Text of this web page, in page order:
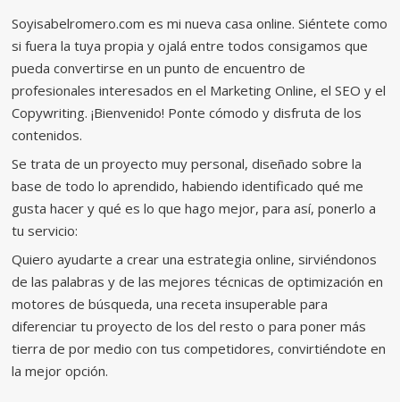
Soyisabelromero.com es mi nueva casa online. Siéntete como
si fuera la tuya propia y ojalá entre todos consigamos que
pueda convertirse en un punto de encuentro de
profesionales interesados en el Marketing Online, el SEO y el
Copywriting. ¡Bienvenido! Ponte cómodo y disfruta de los
contenidos.
Se trata de un proyecto muy personal, diseñado sobre la
base de todo lo aprendido, habiendo identificado qué me
gusta hacer y qué es lo que hago mejor, para así, ponerlo a
tu servicio:
Quiero ayudarte a crear una estrategia online, sirviéndonos
de las palabras y de las mejores técnicas de optimización en
motores de búsqueda, una receta insuperable para
diferenciar tu proyecto de los del resto o para poner más
tierra de por medio con tus competidores, convirtiéndote en
la mejor opción.